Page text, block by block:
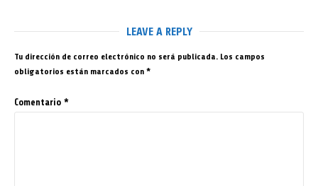
LEAVE A REPLY
Tu dirección de correo electrónico no será publicada. Los campos
obligatorios están marcados con *
Comentario *